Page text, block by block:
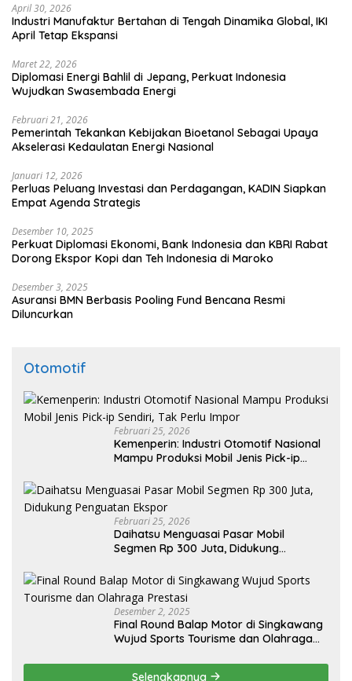
April 30, 2026
Industri Manufaktur Bertahan di Tengah Dinamika Global, IKI
April Tetap Ekspansi
Maret 22, 2026
Diplomasi Energi Bahlil di Jepang, Perkuat Indonesia
Wujudkan Swasembada Energi
Februari 21, 2026
Pemerintah Tekankan Kebijakan Bioetanol Sebagai Upaya
Akselerasi Kedaulatan Energi Nasional
Januari 12, 2026
Perluas Peluang Investasi dan Perdagangan, KADIN Siapkan
Empat Agenda Strategis
Desember 10, 2025
Perkuat Diplomasi Ekonomi, Bank Indonesia dan KBRI Rabat
Dorong Ekspor Kopi dan Teh Indonesia di Maroko
Desember 3, 2025
Asuransi BMN Berbasis Pooling Fund Bencana Resmi
Diluncurkan
Otomotif
Februari 25, 2026
Kemenperin: Industri Otomotif Nasional
Mampu Produksi Mobil Jenis Pick-ip
Februari 25, 2026
Daihatsu Menguasai Pasar Mobil
Segmen Rp 300 Juta, Didukung
Desember 2, 2025
Final Round Balap Motor di Singkawang
Wujud Sports Tourisme dan Olahraga
Selengkapnya